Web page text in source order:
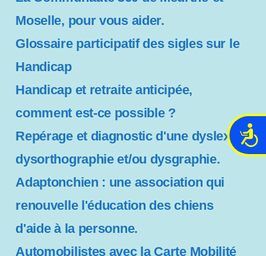
A
Moselle, pour vous aider.
Glossaire participatif des sigles sur le
Handicap
Handicap et retraite anticipée,
comment est-ce possible ?
Repérage et diagnostic d'une dyslexie,
dysorthographie et/ou dysgraphie.
Adaptonchien : une association qui
renouvelle l'éducation des chiens
d'aide à la personne.
Automobilistes avec la Carte Mobilité